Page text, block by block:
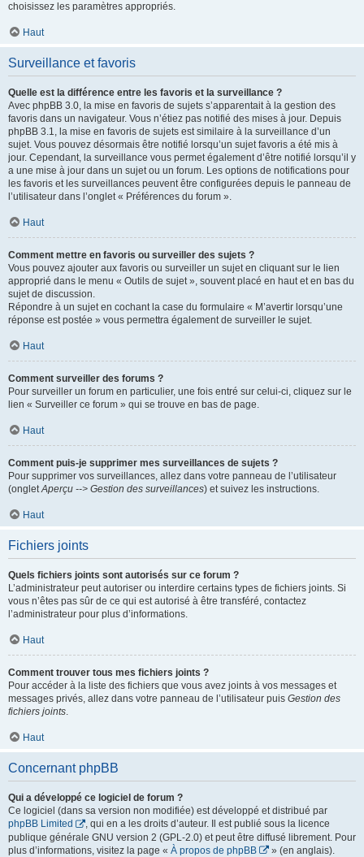
choisissez les paramètres appropriés.
Haut
Surveillance et favoris
Quelle est la différence entre les favoris et la surveillance ?
Avec phpBB 3.0, la mise en favoris de sujets s’apparentait à la gestion des
favoris dans un navigateur. Vous n’étiez pas notifié des mises à jour. Depuis
phpBB 3.1, la mise en favoris de sujets est similaire à la surveillance d’un
sujet. Vous pouvez désormais être notifié lorsqu’un sujet favoris a été mis à
jour. Cependant, la surveillance vous permet également d’être notifié lorsqu’il y
a une mise à jour dans un sujet ou un forum. Les options de notifications pour
les favoris et les surveillances peuvent être configurées depuis le panneau de
l’utilisateur dans l’onglet « Préférences du forum ».
Haut
Comment mettre en favoris ou surveiller des sujets ?
Vous pouvez ajouter aux favoris ou surveiller un sujet en cliquant sur le lien
approprié dans le menu « Outils de sujet », souvent placé en haut et en bas du
sujet de discussion.
Répondre à un sujet en cochant la case du formulaire « M’avertir lorsqu’une
réponse est postée » vous permettra également de surveiller le sujet.
Haut
Comment surveiller des forums ?
Pour surveiller un forum en particulier, une fois entré sur celui-ci, cliquez sur le
lien « Surveiller ce forum » qui se trouve en bas de page.
Haut
Comment puis-je supprimer mes surveillances de sujets ?
Pour supprimer vos surveillances, allez dans votre panneau de l’utilisateur
(ongletAperçu --> Gestion des surveillances) et suivez les instructions.
Haut
Fichiers joints
Quels fichiers joints sont autorisés sur ce forum ?
L’administrateur peut autoriser ou interdire certains types de fichiers joints. Si
vous n’êtes pas sûr de ce qui est autorisé à être transféré, contactez
l’administrateur pour plus d’informations.
Haut
Comment trouver tous mes fichiers joints ?
Pour accéder à la liste des fichiers que vous avez joints à vos messages et
messages privés, allez dans votre panneau de l’utilisateur puis Gestion des
fichiers joints.
Haut
Concernant phpBB
Qui a développé ce logiciel de forum ?
Ce logiciel (dans sa version non modifiée) est développé et distribué par
phpBB Limited
, qui en a les droits d’auteur. Il est publié sous la licence
publique générale GNU version 2 (GPL-2.0) et peut être diffusé librement. Pour
plus d’informations, visitez la page « À propos de phpBB » (en anglais).